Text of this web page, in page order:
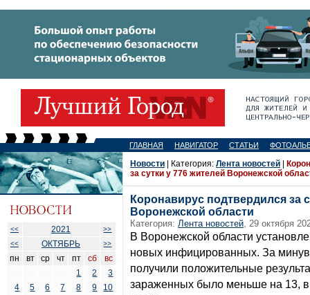
ГЛАВНАЯ НАВИГАТОР СТАТЬИ
<< 2021
>>
<<
ОКТЯБРЬ >>
пн вт ср чт пт сб
вс
1
2
3
4
5 6 7 8 9
10
Новости | Категория: Лента новостей
за сутки у 776 жителей Воронежской
Коронавирус подтвердился за
Воронежской области
Категория: Лента новостей, 29 октября
В Воронежской области
новых инфицированных. За
получили положительные
зараженных было меньше на 13,